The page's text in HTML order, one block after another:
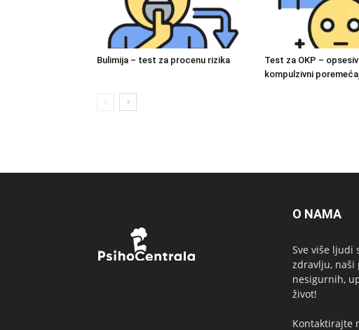
Bulimija – test za procenu rizika
Test za OKP –
kompulzivni
O NAMA
Sve više ljudi
zdravlju, naši
nesigurnih,
život!
Kontaktirajte